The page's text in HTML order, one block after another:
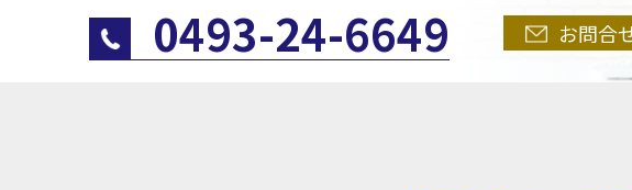
0493-24-6649 お問合